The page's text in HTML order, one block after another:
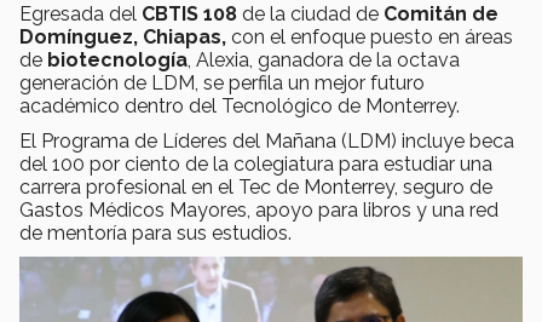
Egresada del CBTIS 108 de la ciudad de Comitán de
Domínguez, Chiapas, con el enfoque puesto en áreas
de biotecnología , Alexia, ganadora de la octava
generación de LDM, se perfila un mejor futuro
académico dentro del Tecnológico de Monterrey.
El Programa de Líderes del Mañana (LDM) incluye beca
del 100 por ciento de la colegiatura para estudiar una
carrera profesional en el Tec de Monterrey, seguro de
Gastos Médicos Mayores, apoyo para libros y una red
de mentoría para sus estudios.